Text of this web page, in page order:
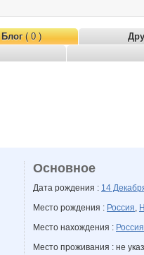
Блог( 0 )
Основное
Дата рождения : 14
Место рождения : Россия,
Место нахождения : Россия
Место проживания : не